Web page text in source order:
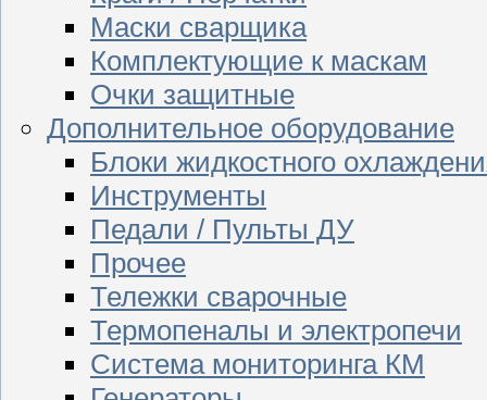
Маски сварщика
Комплектующие к маскам
Очки защитные
Дополнительное оборудование
Блоки жидкостного
Инструменты
Педали / Пульты ДУ
Прочее
Тележки сварочные
Термопеналы и электропечи
Система мониторинга КМ